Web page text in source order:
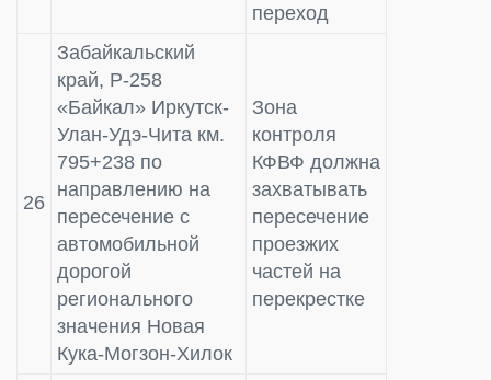
переход
26
Забайкальский
край, Р-258
«Байкал» Иркутск-
Улан-Удэ-Чита км.
795+238 по
направлению на
пересечение с
автомобильной
дорогой
регионального
значения Новая
Кука-Могзон-Хилок
Зона
контроля
КФВФ должна
захватывать
пересечение
проезжих
частей на
перекрестке